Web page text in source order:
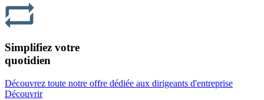
Simplifiez votre
quotidien
Découvrez toute notre offre dédiée aux dirigeants d'entreprise
Découvrir